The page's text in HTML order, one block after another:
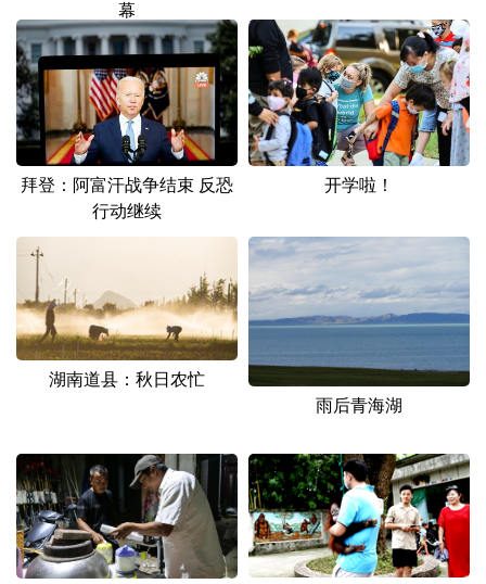
Deutsch Português
幕
拜登：阿富汗战争结束 反恐
行动继续
开学啦！
湖南道县：秋日农忙
雨后青海湖